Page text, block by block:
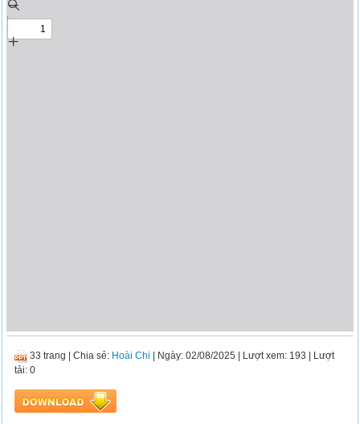
33 trang |Chia sẻ: Hoài Chi | Ngày: 02/08/2025 | Lượt xem: 193 | Lượt
tải: 0